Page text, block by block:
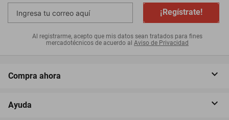
¡Regístrate!
Al registrarme, acepto que mis datos sean tratados para fines
mercadotécnicos de acuerdo al Aviso de Privacidad
Compra ahora
Ayuda